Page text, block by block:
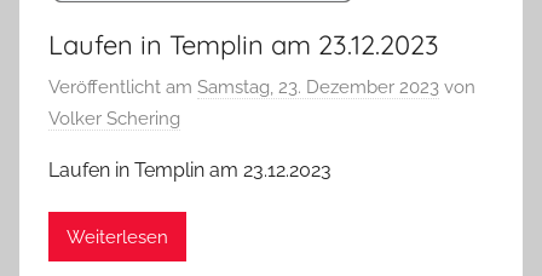
Laufen in Templin am 23.12.2023
Veröffentlicht am Samstag, 23. Dezember 2023 von
Volker Schering
Laufen in Templin am 23.12.2023
Weiterlesen